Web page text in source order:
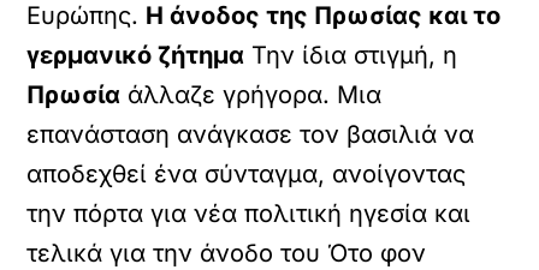
Ευρώπης. Η άνοδος της Πρωσίας και το
γερμανικό ζήτημα Την ίδια στιγμή, η
Πρωσία άλλαζε γρήγορα. Μια
επανάσταση ανάγκασε τον βασιλιά να
αποδεχθεί ένα σύνταγμα, ανοίγοντας
την πόρτα για νέα πολιτική ηγεσία και
τελικά για την άνοδο του Ότο φον